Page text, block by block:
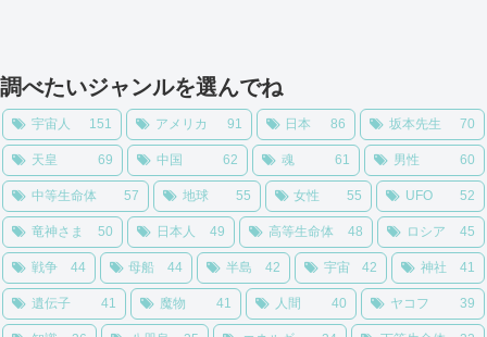
調べたいジャンルを選んでね
宇宙人 151 アメリカ 91 日本 86 坂本先生 70
天皇 69 中国 62 魂 61 男性 60
中等生命体 57 地球 55 女性 55 UFO 52
竜神さま 50 日本人 49 高等生命体 48 ロシア 45
戦争 44 母船 44 半島 42 宇宙 42 神社 41
遺伝子 41 魔物 41 人間 40 ヤコフ 39